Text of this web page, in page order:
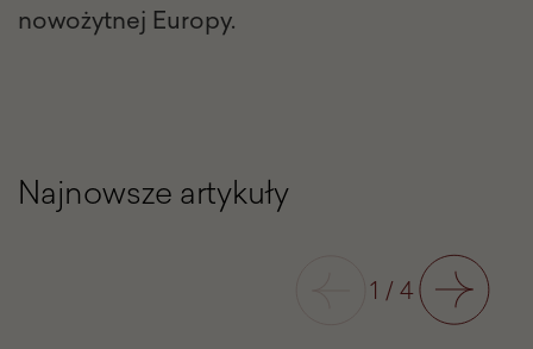
nowożytnej Europy.
Najnowsze artykuły
1 /4 Następny